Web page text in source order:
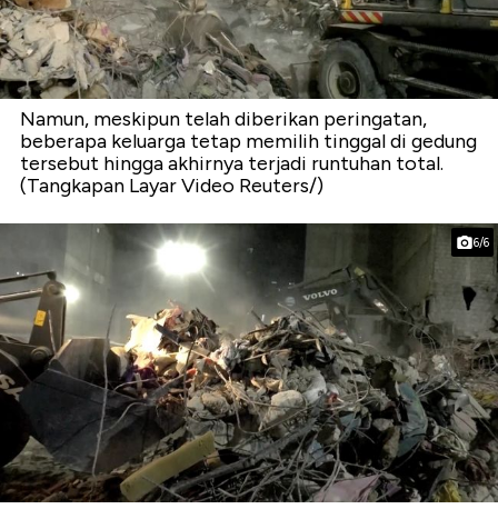
Namun, meskipun telah diberikan peringatan,
beberapa keluarga tetap memilih tinggal di gedung
tersebut hingga akhirnya terjadi runtuhan total.
(Tangkapan Layar Video Reuters/)
6/6